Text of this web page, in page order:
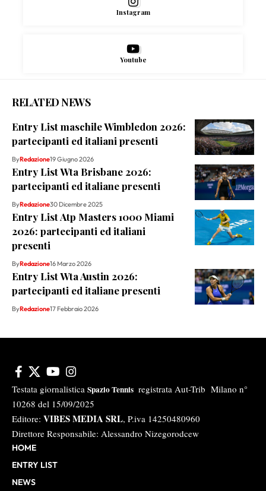
Instagram
Youtube
RELATED NEWS
Entry List maschile Wimbledon 2026:
partecipanti ed italiani presenti
ByRedazione19 Giugno 2026
Entry List Wta Brisbane 2026:
partecipanti ed italiane presenti
ByRedazione30 Dicembre 2025
Entry List Atp Masters 1000 Miami
2026: partecipanti ed italiani
presenti
ByRedazione16 Marzo 2026
Entry List Wta Austin 2026:
partecipanti ed italiane presenti
ByRedazione17 Febbraio 2026
Testata giornalistica Spazio Tennis registrata Aut-Trib Milano n°
10268 del 15/09/2025
Editore: VIBES MEDIA SRL, P.iva 14250480960
Direttore Responsabile: Alessandro Nizegorodcew
HOME
ENTRY LIST
NEWS